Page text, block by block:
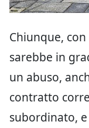
Chiunque,
sarebbe in
un abuso,
contratto
subordinato,